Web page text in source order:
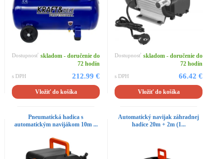
Dostupnosť skladom - doručenie do
72 hodín
s DPH 212.99 €
Vložiť do košíka
Dostupnosť skladom - doručenie do
72 hodín
s DPH 66.42 €
Vložiť do košíka
Pneumatická hadica s
automatickým navijákom 10m ...
Automatický navijak záhradnej
hadice 20m + 2m (1...